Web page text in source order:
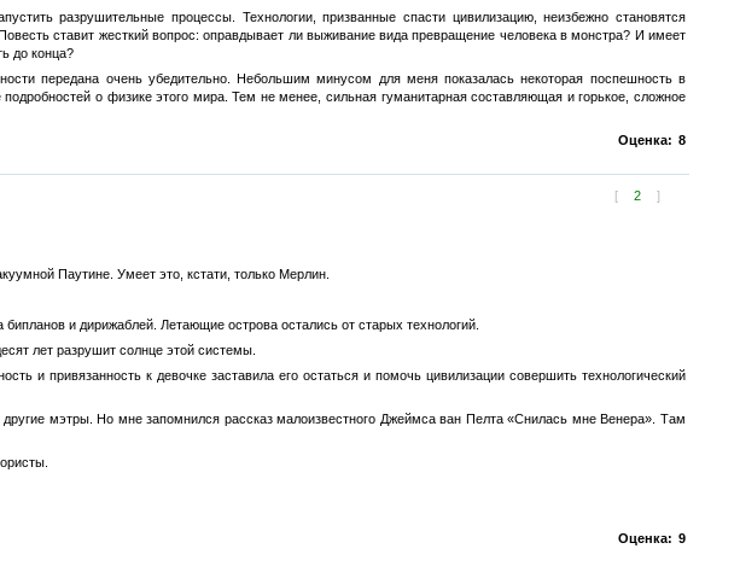
разрушительные процессы. Технологии, призванные спасти цивилизацию, неизбежно становятся
ставит жесткий вопрос: оправдывает ли выживание вида превращение человека в монстра? И имеет
до конца?
передана очень убедительно. Небольшим минусом для меня показалась некоторая поспешность в
о физике этого мира. Тем не менее, сильная гуманитарная составляющая и горькое, сложное
Оценка: 8
[ 2 ]
Паутине. Умеет это, кстати, только Мерлин.
и дирижаблей. Летающие острова остались от старых технологий.
лет разрушит солнце этой системы.
и привязанность к девочке заставила его остаться и помочь цивилизации совершить технологический
мэтры. Но мне запомнился рассказ малоизвестного Джеймса ван Пелта «Снилась мне Венера». Там
Оценка: 9